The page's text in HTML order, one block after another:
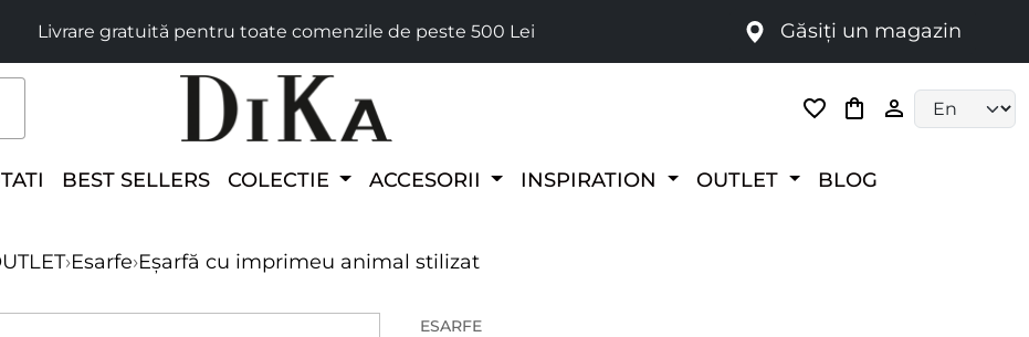
Livrare gratuită pentru toate comenzile de peste 500 Lei Găsiți un magazin
BEST SELLERS COLECTIE ACCESORII INSPIRATION OUTLET BLOG
›Esarfe›Eșarfă cu imprimeu animal stilizat
ESARFE